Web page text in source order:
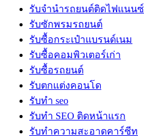
รับจํานํารถยนต์ติดไฟแนนซ์
รับซักพรมรถยนต์
รับซื้อกระเป๋าแบรนด์เนม
รับซื้อคอมพิวเตอร์เก่า
รับซื้อรถยนต์
รับตกแต่งคอนโด
รับทำ seo
รับทำ SEO ติดหน้าแรก
รับทำความสะอาดคาร์ซีท